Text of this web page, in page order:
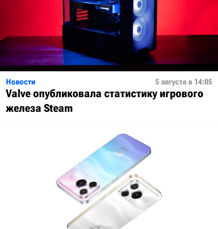
Новости 5 августа в 14:05
Valve опубликовала статистику игрового
железа Steam